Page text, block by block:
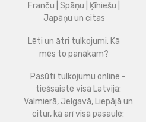
Franču | Spāņu | Ķīniešu |
Japāņu un citas
Lēti un ātri tulkojumi. Kā
mēs to panākam?
Pasūti tulkojumu online -
tiešsaistē visā Latvijā:
Valmierā, Jelgavā, Liepājā un
citur, kā arī visā pasaulē: